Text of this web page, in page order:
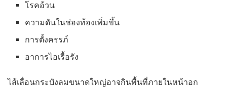
โรคอ้วน
ความดันในช่องท้องเพิ่มขึ้น
การตั้งครรภ์
อาการไอเรื้อรัง
ไส้เลื่อนกระบังลมขนาดใหญ่อาจกินพื้นที่ภายในหน้าอก